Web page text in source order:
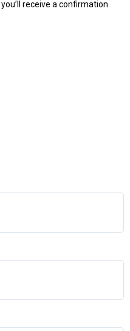
receive a confirmation